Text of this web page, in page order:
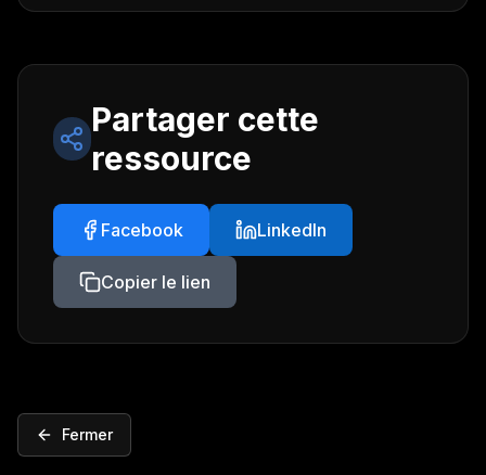
Partager cette
ressource
Facebook LinkedIn
Copier le lien
Fermer